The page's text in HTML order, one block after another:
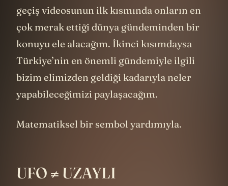
geçiş videosunun ilk kısmında onların en
çok merak ettiği dünya gündeminden bir
konuyu ele alacağım. İkinci kısımdaysa
Türkiye’nin en önemli gündemiyle ilgili
bizim elimizden geldiği kadarıyla neler
yapabileceğimizi paylaşacağım.
Matematiksel bir sembol yardımıyla.
UFO ≠ UZAYLI